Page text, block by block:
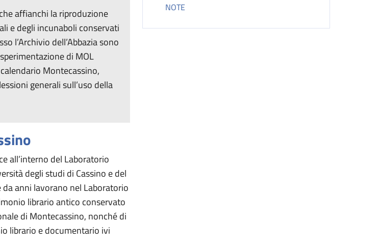
affianchi la riproduzione
e degli incunaboli conservati
l’Archivio dell’Abbazia sono
di MOL
Montecassino,
generali sull’uso della
all’interno del Laboratorio
degli studi di Cassino e del
anni lavorano nel Laboratorio
librario antico conservato
di Montecassino, nonché di
librario e documentario ivi
NOTE